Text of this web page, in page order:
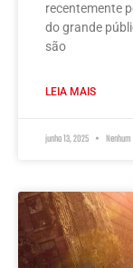
recentemente
do grande
são
LEIA MAIS
junho 13, 2025